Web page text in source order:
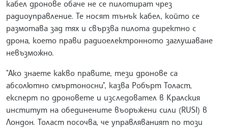
кабел дронове обаче не се пилотират чрез
радиоуправление. Те носят тънък кабел, който се
размотава зад тях и свързва пилота директно с
дрона, което прави радиоелектронното заглушаване
невъзможно.
"Ако знаете какво правите, тези дронове са
абсолютно смъртоносни", казва Робърт Толаст,
експерт по дроновете и изследовател в Кралския
институт на обединените въоръжени сили (RUSI) в
Лондон. Толаст посочва, че управляваният по този